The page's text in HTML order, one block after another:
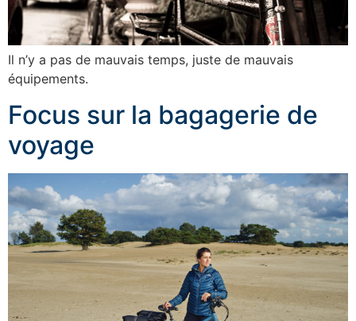
Il n’y a pas de mauvais temps, juste de mauvais
équipements.
Focus sur la bagagerie de
voyage